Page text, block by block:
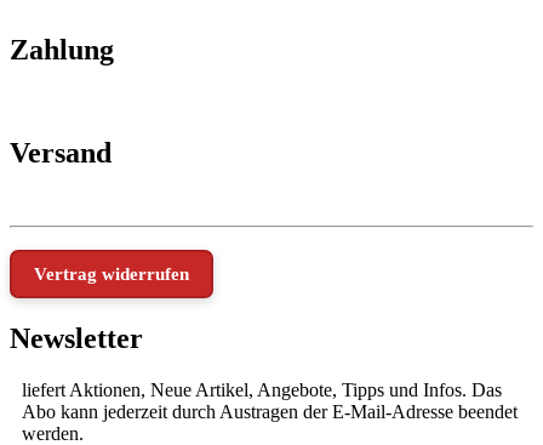
Zahlung
Versand
Vertrag widerrufen
Newsletter
liefert Aktionen, Neue Artikel, Angebote, Tipps und Infos. Das
Abo kann jederzeit durch Austragen der E-Mail-Adresse beendet
werden.